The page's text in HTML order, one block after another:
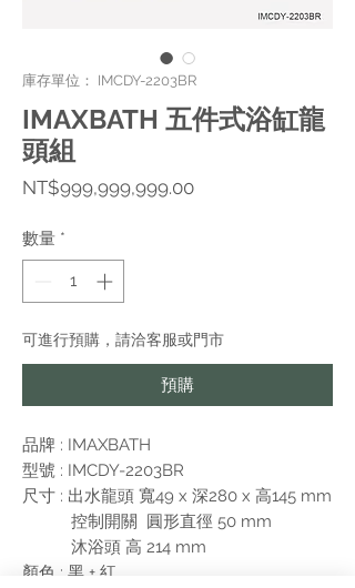
庫存單位： IMCDY-2203BR
IMAXBATH 五件式浴缸龍
頭組
NT$999,999,999.00價
數量 *
可進行預購，請洽客服或門市
預購
品牌 : IMAXBATH
型號 : IMCDY-2203BR
尺寸 : 出水龍頭 寬49 x 深280 x 高145 mm
控制開關 圓形直徑 50 mm
沐浴頭 高 214 mm
顏色 : 黑 + 紅